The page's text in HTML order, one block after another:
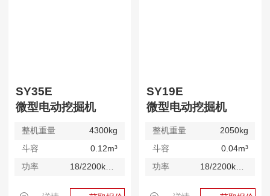
SY35E
微型电动挖掘机
整机重量
4300kg
斗容
0.12m³
功率
18/2200kW/rpm
SY19E
微型电动挖掘机
整机重量
2050kg
斗容
0.04m³
功率